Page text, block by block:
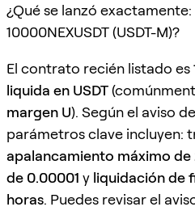
¿Qué se lanzó
10000NEXUSDT (USDT-M)?
El contrato recién listado es
liquida en USDT
margen U). Según el aviso
parámetros clave incluyen:
apalancamiento máximo de
de 0.00001 y liquidación de
horas. Puedes revisar el